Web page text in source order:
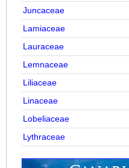
Juncaceae
Lamiaceae
Lauraceae
Lemnaceae
Liliaceae
Linaceae
Lobeliaceae
Lythraceae